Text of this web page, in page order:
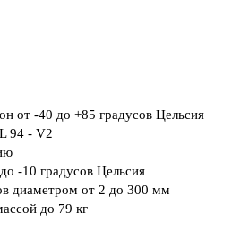
от -40 до +85 градусов Цельсия
94 - V2
-10 градусов Цельсия
диаметром от 2 до 300 мм
до 79 кг